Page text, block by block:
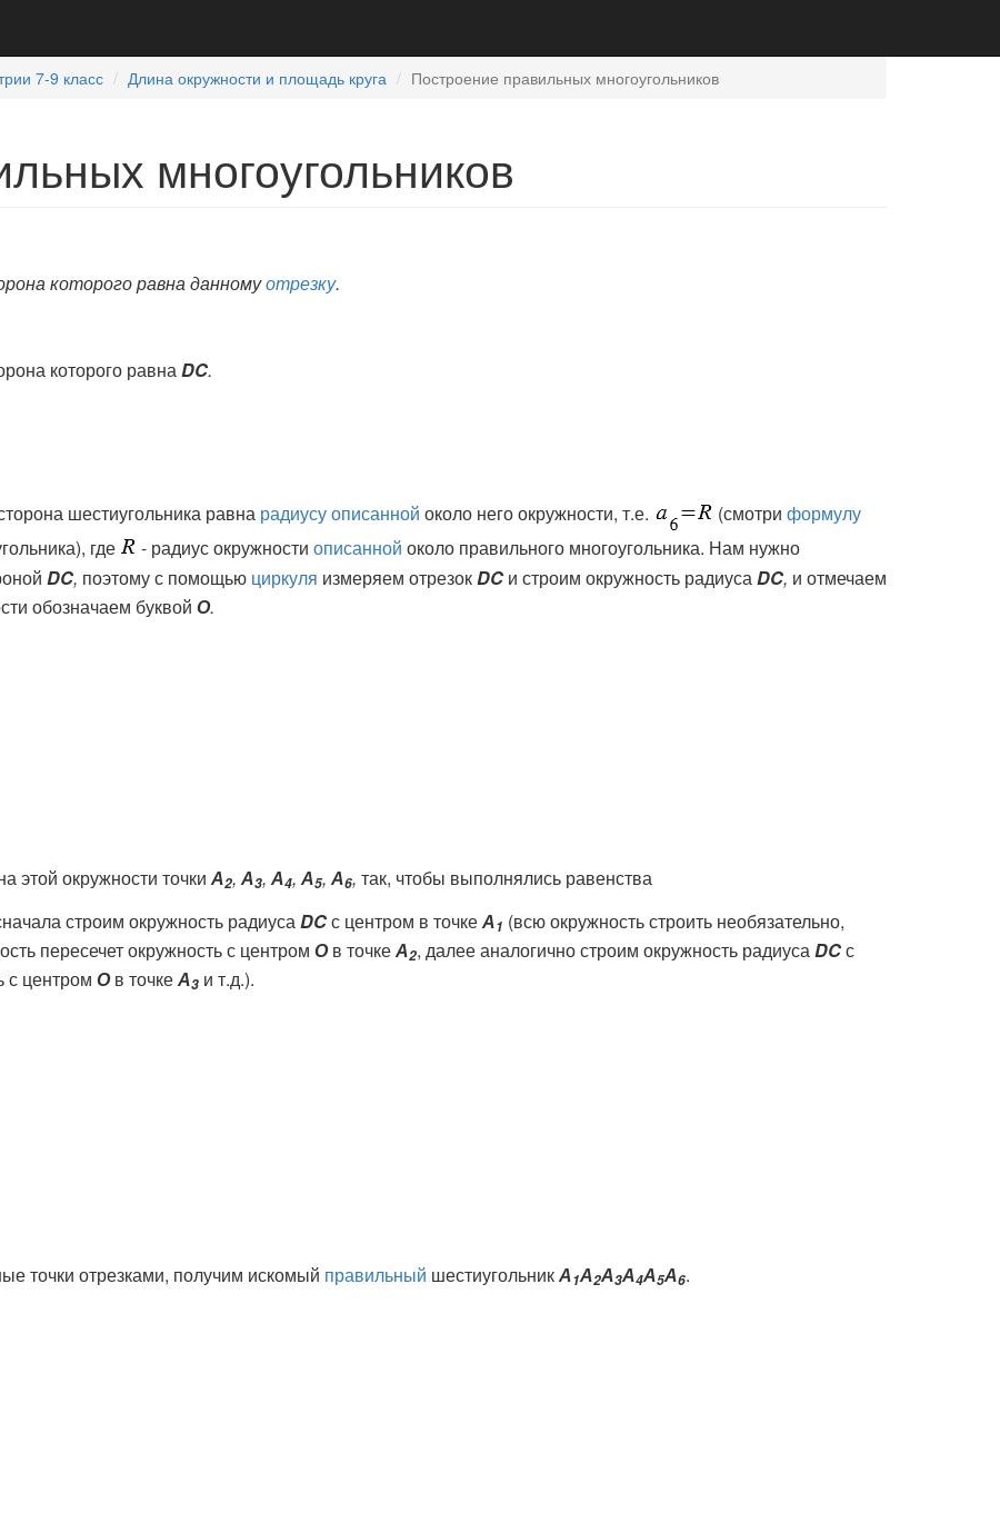
7-9 класс Длина окружности и площадь круга Построение правильных многоугольников
многоугольников
которого равна данномуотрезку.
которого равнаDC.
шестиугольника равна радиусуописанной около него окружности, т.е. (смотри формулу
где - радиус окружности описанной около правильного многоугольника. Нам нужно
DC, поэтому с помощью циркуля измеряем отрезокDC и строим окружность радиусаDC, и отмечаем
обозначаем буквой О.
этой окружности точки А2, А3, А4, А5, А6, так, чтобы выполнялись равенства
строим окружность радиусаDCс центром в точкеА1 (всю окружность строить необязательно,
пересечет окружность с центром Ов точкеА2, далее аналогично строим окружность радиусаDCс
с центром Ов точкеА3 и т.д.).
точки отрезками, получим искомый правильный шестиугольникА1А2А3А4А5А6.